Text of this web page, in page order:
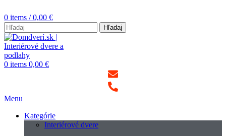
0 items / 0,00 €
Hľadaj
0 items 0,00 €
Menu
Kategórie
Interiérové dvere